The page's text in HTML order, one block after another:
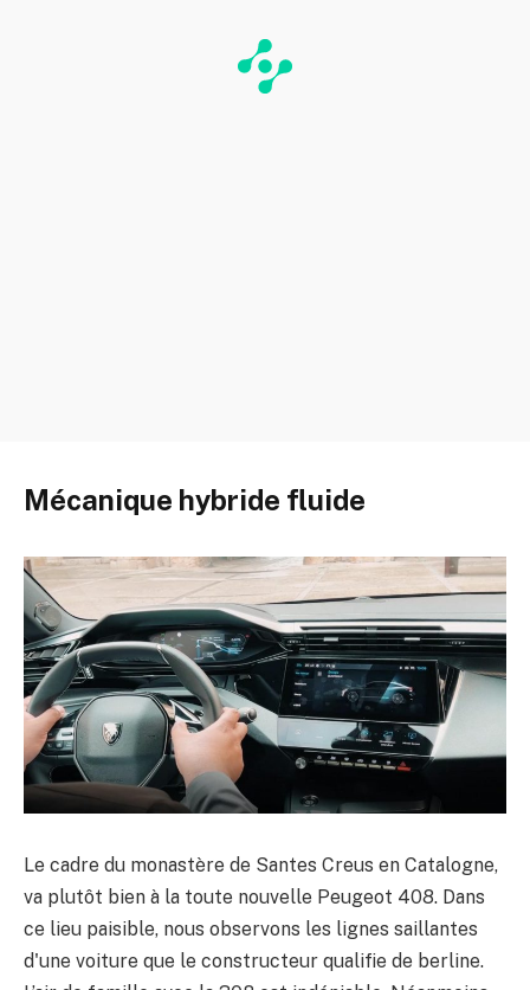
Mécanique hybride fluide
Le cadre du monastère de Santes Creus en Catalogne,
va plutôt bien à la toute nouvelle Peugeot 408. Dans
ce lieu paisible, nous observons les lignes saillantes
d'une voiture que le constructeur qualifie de berline.